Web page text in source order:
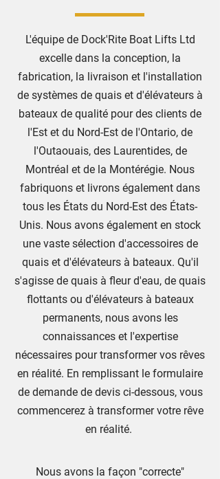
L'équipe de Dock'Rite Boat Lifts Ltd
excelle dans la conception, la
fabrication, la livraison et l'installation
de systèmes de quais et d'élévateurs à
bateaux de qualité pour des clients de
l'Est et du Nord-Est de l'Ontario, de
l'Outaouais, des Laurentides, de
Montréal et de la Montérégie. Nous
fabriquons et livrons également dans
tous les États du Nord-Est des États-
Unis. Nous avons également en stock
une vaste sélection d'accessoires de
quais et d'élévateurs à bateaux. Qu'il
s'agisse de quais à fleur d'eau, de quais
flottants ou d'élévateurs à bateaux
permanents, nous avons les
connaissances et l'expertise
nécessaires pour transformer vos rêves
en réalité. En remplissant le formulaire
de demande de devis ci-dessous, vous
commencerez à transformer votre rêve
en réalité.
Nous avons la façon "correcte"